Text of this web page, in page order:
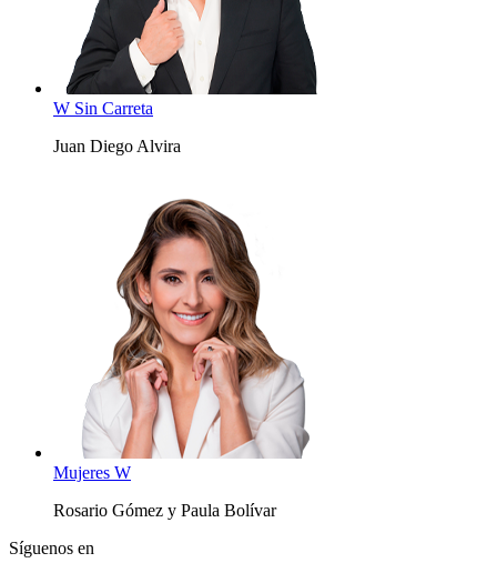
W Sin Carreta
Juan Diego Alvira
Mujeres W
Rosario Gómez y Paula Bolívar
Síguenos en